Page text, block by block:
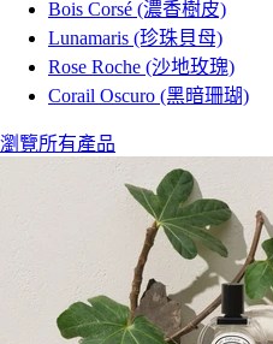
Bois Corsé (濃香樹皮)
Lunamaris (珍珠貝母)
Rose Roche (沙地玫瑰)
Corail Oscuro (黑暗珊瑚)
瀏覽所有產品